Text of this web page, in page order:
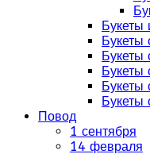
Букеты
Букеты
Букеты
Букеты
Букеты
Букеты
Повод
1 сентября
14 февраля